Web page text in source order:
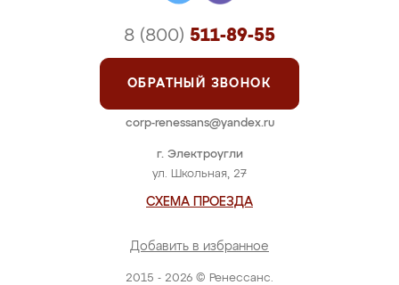
2015 - 2026 © Ренессанс.
г. Электроугли
ул. Школьная, 27
СХЕМА ПРОЕЗДА
Добавить в избранное
8 (800) 511-89-55
ОБРАТНЫЙ ЗВОНОК
corp-renessans@yandex.ru